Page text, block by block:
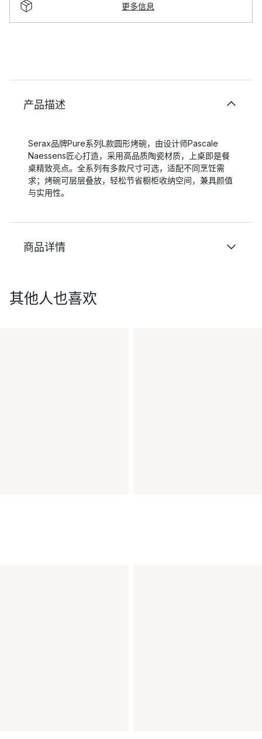
更多信息
产品描述
Serax品牌Pure系列L款圆形烤碗，由设计师Pascale
Naessens匠心打造，采用高品质陶瓷材质，上桌即是餐
桌精致亮点。全系列有多款尺寸可选，适配不同烹饪需
求；烤碗可层层叠放，轻松节省橱柜收纳空间，兼具颜值
与实用性。
商品详情
其他人也喜欢